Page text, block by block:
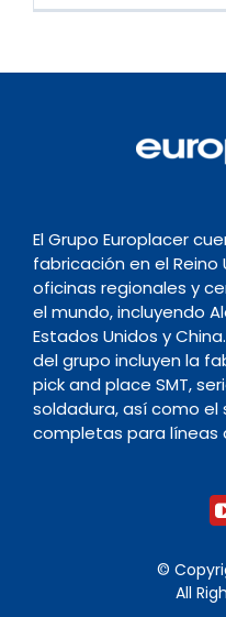
El Grupo Europlacer
fabricación en el Reino
oficinas regionales y
el mundo, incluyendo
Estados Unidos y
del grupo incluyen la
pick and place SMT,
soldadura, así como el
completas para líneas
©
All